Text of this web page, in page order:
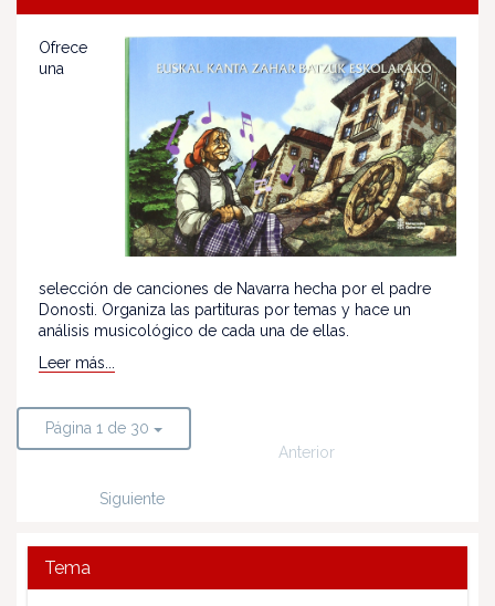
Ofrece
una
selección de canciones de Navarra hecha por el padre
Donosti. Organiza las partituras por temas y hace un
análisis musicológico de cada una de ellas.
Leer más...
Página 1 de 30
Anterior
Siguiente
Tema